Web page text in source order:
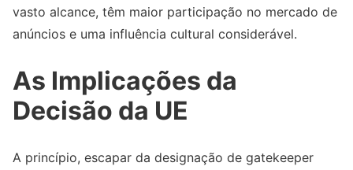
vasto alcance, têm maior participação no mercado de
anúncios e uma influência cultural considerável.
As Implicações da
Decisão da UE
A princípio, escapar da designação de gatekeeper